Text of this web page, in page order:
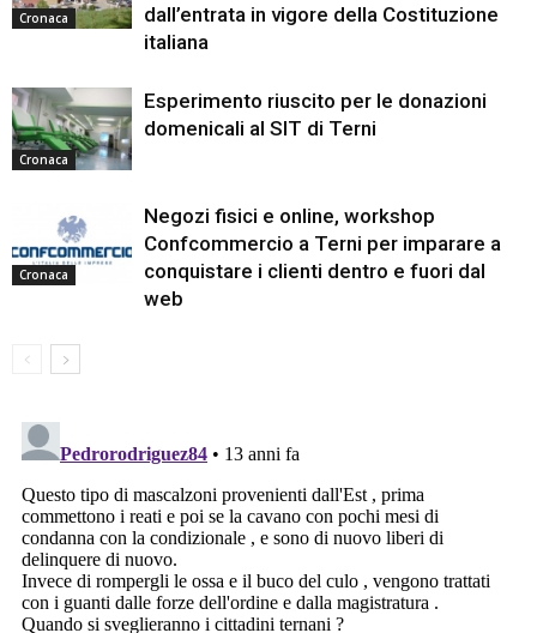
Cronaca
dall’entrata in vigore della Costituzione
italiana
Cronaca
Esperimento riuscito per le donazioni
domenicali al SIT di Terni
Cronaca
Negozi fisici e online, workshop
Confcommercio a Terni per imparare a
conquistare i clienti dentro e fuori dal
web